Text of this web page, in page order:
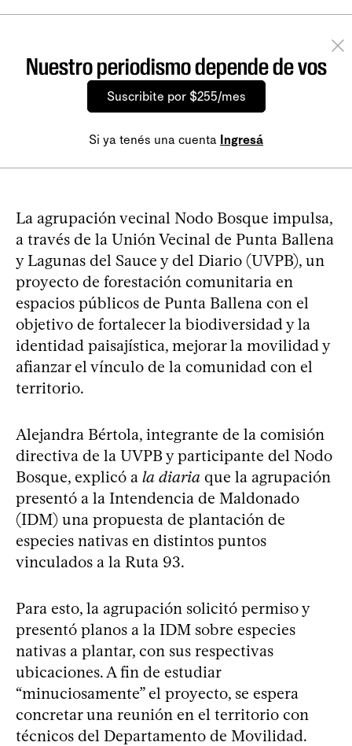
Nuestro periodismo depende de vos
Suscribite por $255/mes
Si ya tenés una cuenta Ingresá
La agrupación vecinal Nodo Bosque impulsa,
a través de la Unión Vecinal de Punta Ballena
y Lagunas del Sauce y del Diario (UVPB), un
proyecto de forestación comunitaria en
espacios públicos de Punta Ballena con el
objetivo de fortalecer la biodiversidad y la
identidad paisajística, mejorar la movilidad y
afianzar el vínculo de la comunidad con el
territorio.
Alejandra Bértola, integrante de la comisión
directiva de la UVPB y participante del Nodo
Bosque, explicó a la diaria que la agrupación
presentó a la Intendencia de Maldonado
(IDM) una propuesta de plantación de
especies nativas en distintos puntos
vinculados a la Ruta 93.
Para esto, la agrupación solicitó permiso y
presentó planos a la IDM sobre especies
nativas a plantar, con sus respectivas
ubicaciones. A fin de estudiar
“minuciosamente” el proyecto, se espera
concretar una reunión en el territorio con
técnicos del Departamento de Movilidad.